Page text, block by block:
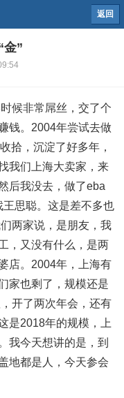
返回
金”
候非常屌丝，交了个
钱。2004年尝试去做
拾，沉淀了好多年，
我们上海大卖家，来
后我没去，做了eba
思聪。这是差不多也
两家说，是朋友，我
，又没有什么，是两
店。2004年，上海有
家也剩了，规模还是
开了两次年会，还有
是2018年的规模，上
我今天想讲的是，到
地都是人，今天参会